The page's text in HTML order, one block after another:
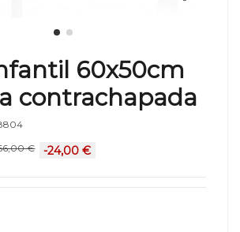
60x50cm
contrachapada
€ -24,00 €